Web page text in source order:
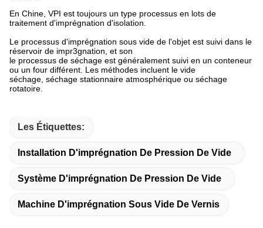
En Chine, VPI est toujours un type processus en lots de
traitement d'imprégnation d'isolation.
Le processus d'imprégnation sous vide de l'objet est suivi dans le
réservoir de impr3gnation, et son
le processus de séchage est généralement suivi en un conteneur
ou un four différent. Les méthodes incluent le vide
séchage, séchage stationnaire atmosphérique ou séchage
rotatoire.
Les Étiquettes:
Installation D'imprégnation De Pression De Vide
Système D'imprégnation De Pression De Vide
Machine D'imprégnation Sous Vide De Vernis